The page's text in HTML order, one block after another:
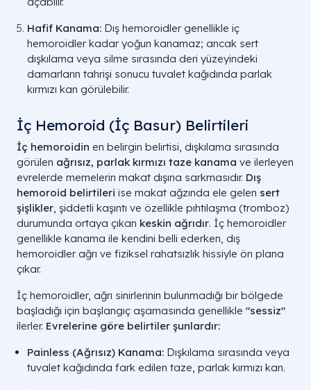
Hafif Kanama: Dış hemoroidler genellikle iç
hemoroidler kadar yoğun kanamaz; ancak sert
dışkılama veya silme sırasında deri yüzeyindeki
damarların tahrişi sonucu tuvalet kağıdında parlak
kırmızı kan görülebilir.
İç Hemoroid (İç Basur) Belirtileri
İç hemoroidin en belirgin belirtisi, dışkılama sırasında
görülen ağrısız, parlak kırmızı taze kanama ve ilerleyen
evrelerde memelerin makat dışına sarkmasıdır. Dış
hemoroid belirtileri ise makat ağzında ele gelen sert
şişlikler, şiddetli kaşıntı ve özellikle pıhtılaşma (tromboz)
durumunda ortaya çıkan keskin ağrıdır. İç hemoroidler
genellikle kanama ile kendini belli ederken, dış
hemoroidler ağrı ve fiziksel rahatsızlık hissiyle ön plana
çıkar.
İç hemoroidler, ağrı sinirlerinin bulunmadığı bir bölgede
başladığı için başlangıç aşamasında genellikle "sessiz"
ilerler. Evrelerine göre belirtiler şunlardır:
Painless (Ağrısız) Kanama: Dışkılama sırasında veya
tuvalet kağıdında fark edilen taze, parlak kırmızı kan.